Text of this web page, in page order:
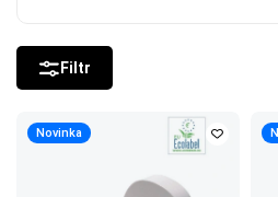
Filtr
Novinka